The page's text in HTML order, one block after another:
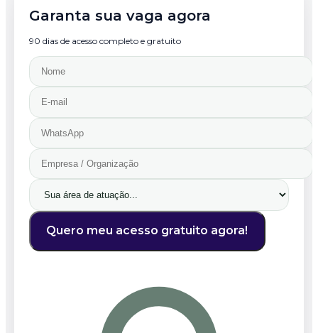
Garanta sua vaga agora
90 dias de acesso completo e gratuito
Quero meu acesso gratuito agora!